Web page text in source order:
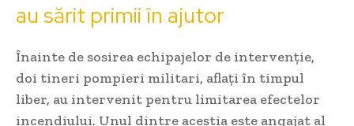
au sărit primii în ajutor
Înainte de sosirea echipajelor de intervenție,
doi tineri pompieri militari, aflați în timpul
liber, au intervenit pentru limitarea efectelor
incendiului. Unul dintre aceștia este angajat al